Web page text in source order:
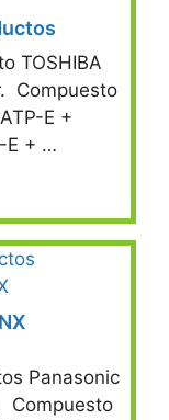
TOSHIBA
Compuesto
E +
E + …
Panasonic
Compuesto